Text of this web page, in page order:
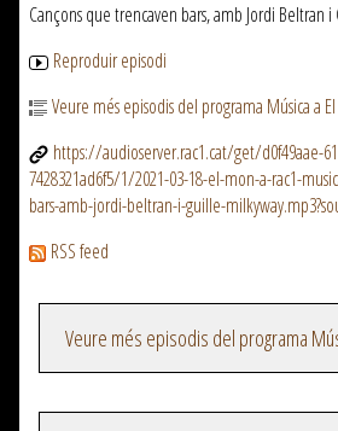
Cançons que trencaven bars, amb Jordi Beltran
Reproduir episodi
Veure més episodis del programa Música a El
https://audioserver.rac1.cat/get/d0f49aae-
7428321ad6f5/1/2021-03-18-el-mon-a-rac1-
bars-amb-jordi-beltran-i-guille-
RSS feed
Veure més episodis del programa